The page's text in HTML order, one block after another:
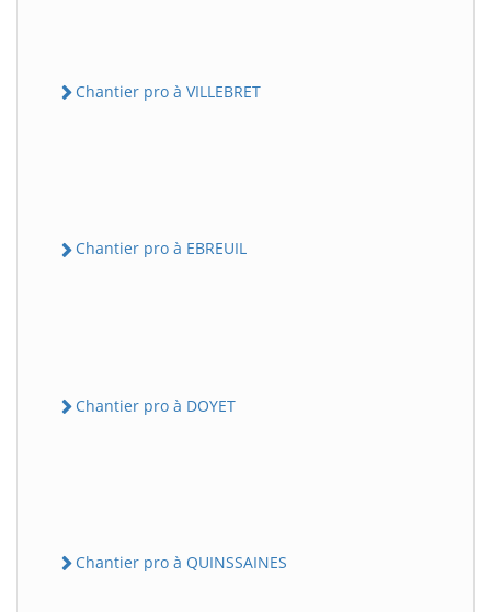
Chantier pro à VILLEBRET
Chantier pro à EBREUIL
Chantier pro à DOYET
Chantier pro à QUINSSAINES